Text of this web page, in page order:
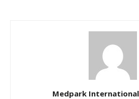
Medpark